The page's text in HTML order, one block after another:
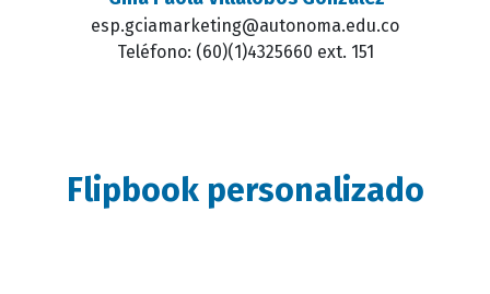
esp.gciamarketing@autonoma.edu.co
Teléfono: (60)(1)4325660 ext. 151
Flipbook personalizado